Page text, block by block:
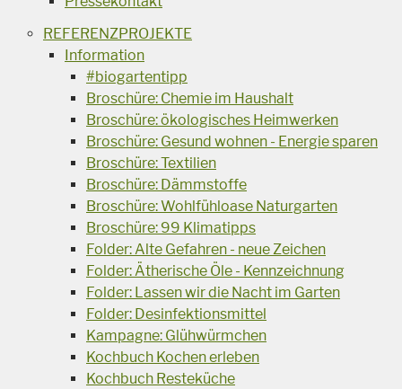
REFERENZPROJEKTE
Information
#biogartentipp
Broschüre: Chemie im Haushalt
Broschüre: ökologisches Heimwerken
Broschüre: Gesund wohnen - Energie sparen
Broschüre: Textilien
Broschüre: Dämmstoffe
Broschüre: Wohlfühloase Naturgarten
Broschüre: 99 Klimatipps
Folder: Alte Gefahren - neue Zeichen
Folder: Ätherische Öle - Kennzeichnung
Folder: Lassen wir die Nacht im Garten
Folder: Desinfektionsmittel
Kampagne: Glühwürmchen
Kochbuch Kochen erleben
Kochbuch Resteküche